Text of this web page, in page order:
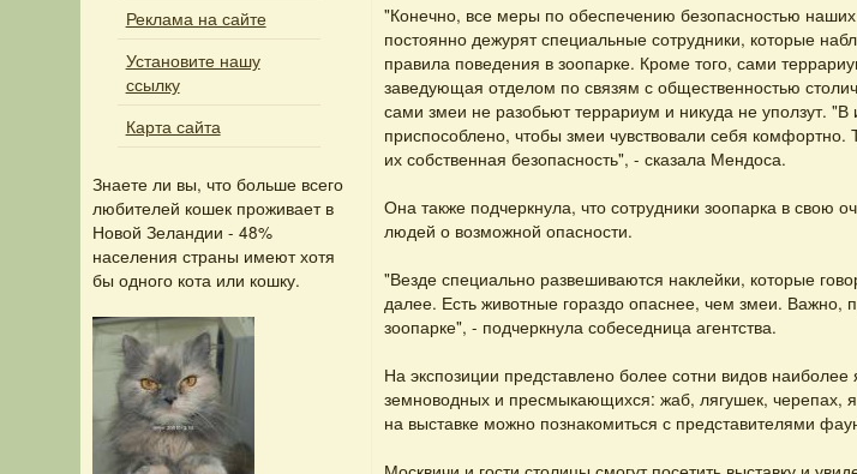
Реклама на сайте
Установите нашу
ссылку
Карта сайта
Знаете ли вы, что больше всего
любителей кошек проживает в
Новой Зеландии - 48%
населения страны имеют хотя
бы одного кота или кошку.
"Конечно, все меры по обеспечению безопасностью
постоянно дежурят специальные сотрудники, которые
правила поведения в зоопарке. Кроме того, сами
заведующая отделом по связям с общественностью
сами змеи не разобьют террариум и никуда не уползут.
приспособлено, чтобы змеи чувствовали себя
их собственная безопасность", - сказала Мендоса.
Она также подчеркнула, что сотрудники зоопарка в свою
людей о возможной опасности.
"Везде специально развешиваются наклейки, которые
далее. Есть животные гораздо опаснее, чем змеи. Важно,
зоопарке", - подчеркнула собеседница агентства.
На экспозиции представлено более сотни видов
земноводных и пресмыкающихся: жаб, лягушек, черепах,
на выставке можно познакомиться с представителями